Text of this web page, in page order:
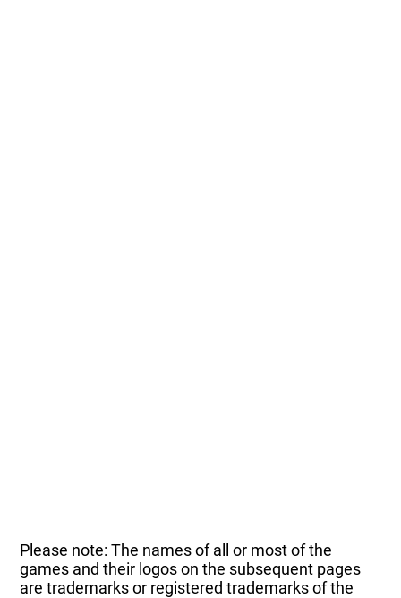
Please note: The names of all or most of the
games and their logos on the subsequent pages
are trademarks or registered trademarks of the